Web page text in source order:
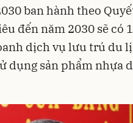
ban hành theo
đến năm 2030 sẽ có
dịch vụ lưu trú du
dụng sản phẩm nhựa